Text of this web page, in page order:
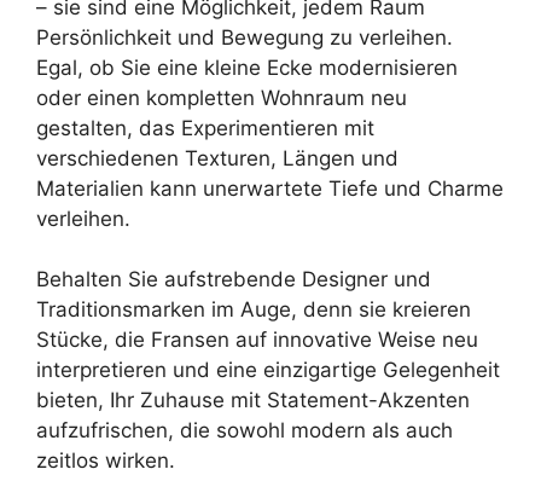
– sie sind eine Möglichkeit, jedem Raum
Persönlichkeit und Bewegung zu verleihen.
Egal, ob Sie eine kleine Ecke modernisieren
oder einen kompletten Wohnraum neu
gestalten, das Experimentieren mit
verschiedenen Texturen, Längen und
Materialien kann unerwartete Tiefe und Charme
verleihen.
Behalten Sie aufstrebende Designer und
Traditionsmarken im Auge, denn sie kreieren
Stücke, die Fransen auf innovative Weise neu
interpretieren und eine einzigartige Gelegenheit
bieten, Ihr Zuhause mit Statement-Akzenten
aufzufrischen, die sowohl modern als auch
zeitlos wirken.